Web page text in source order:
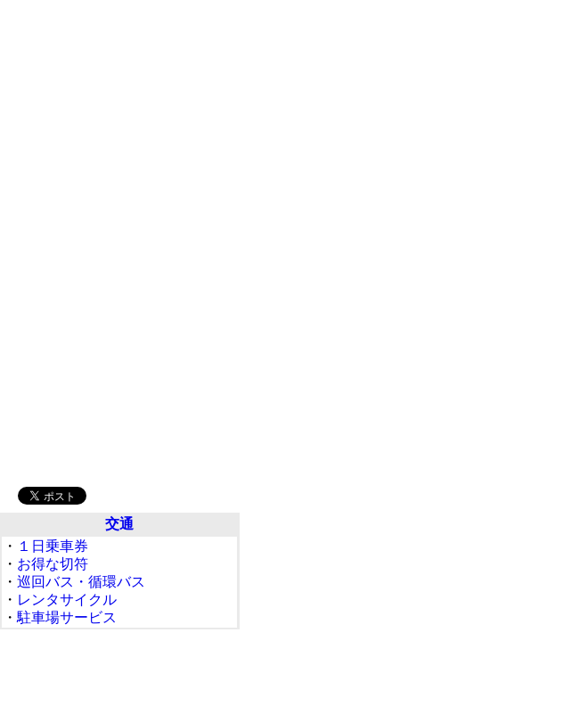
交通
・ １日乗車券
・ お得な切符
・ 巡回バス・循環バス
・ レンタサイクル
・ 駐車場サービス